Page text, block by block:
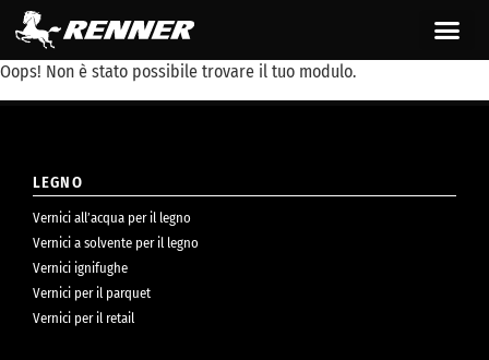
contenuto
Oops! Non è stato possibile trovare il tuo modulo.
LEGNO
Vernici all’acqua per il legno
Vernici a solvente per il legno
Vernici ignifughe
Vernici per il parquet
Vernici per il retail